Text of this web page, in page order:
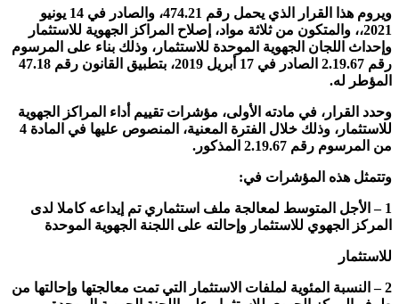
ويروم هذا القرار الذي يحمل رقم 474.21، والصادر في 14 يونيو
2021،، والمتكون من ثلاثة مواد، إصلاح المراكز الجهوية للاستثمار
وإحداث اللجان الجهوية الموحدة للاستثمار، وذلك بناء على المرسوم
رقم 2.19.67 الصادر في 17 أبريل 2019، بتطبيق القانون رقم 47.18
المؤطر له.
وحدد القرار، في مادته الأولى، مؤشرات تقييم أداء المراكز الجهوية
للاستثمار، وذلك خلال الفترة المعنية، المنصوص عليها في المادة 4
من المرسوم رقم 2.19.67 المذكور.
وتتمثل هذه المؤشرات في:
1 – الأجل المتوسط لمعالجة ملف استثماري تم إيداعه كاملا لدى
المركز الجهوي للاستثمار وإحالته على اللجنة الجهوية الموحدة
للاستثمار
2 – النسبة المئوية لملفات الاستثمار التي تمت معالجتها وإحالتها من